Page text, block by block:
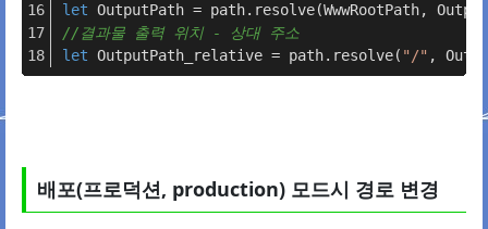
let OutputPath = path. resolve(WwwRootPath,
//결과물 출력 위치 - 상대 주소
let OutputPath _relative = path. resolve( "/" ,
배포(프로덕션, production) 모드시 경로 변경